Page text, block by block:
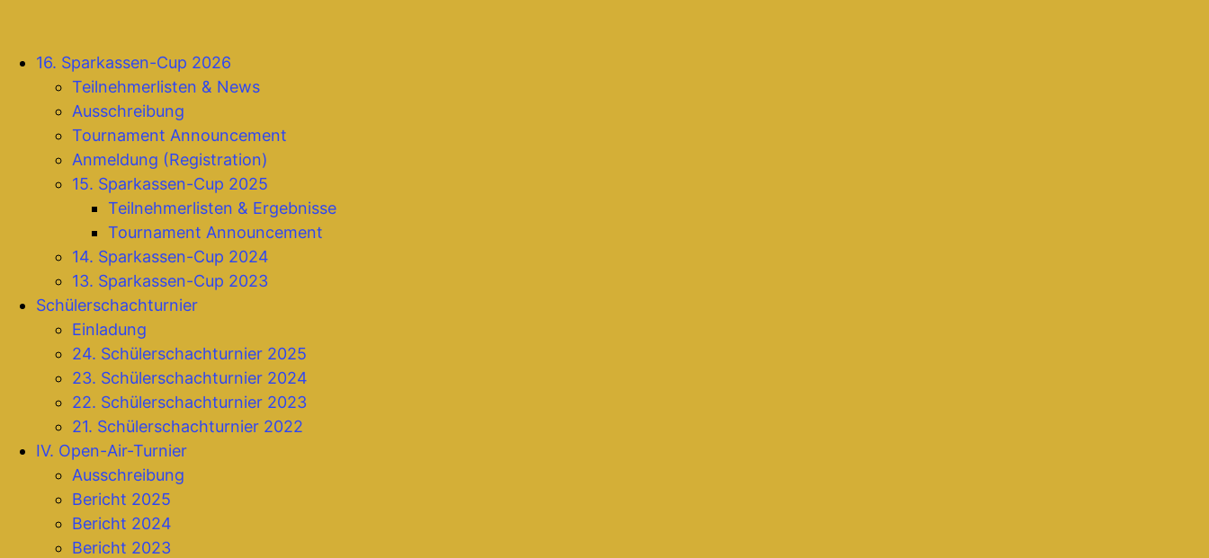
16. Sparkassen-Cup 2026
Teilnehmerlisten & News
Ausschreibung
Tournament Announcement
Anmeldung (Registration)
15. Sparkassen-Cup 2025
Teilnehmerlisten & Ergebnisse
Tournament Announcement
14. Sparkassen-Cup 2024
13. Sparkassen-Cup 2023
Schülerschachturnier
Einladung
24. Schülerschachturnier 2025
23. Schülerschachturnier 2024
22. Schülerschachturnier 2023
21. Schülerschachturnier 2022
IV. Open-Air-Turnier
Ausschreibung
Bericht 2025
Bericht 2024
Bericht 2023